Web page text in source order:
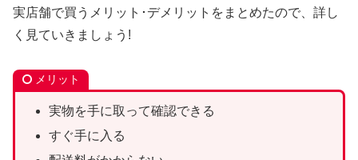
実店舗で買うメリット･デメリットをまとめたので、詳し
く見ていきましょう!
メリット
実物を手に取って確認できる
すぐ手に入る